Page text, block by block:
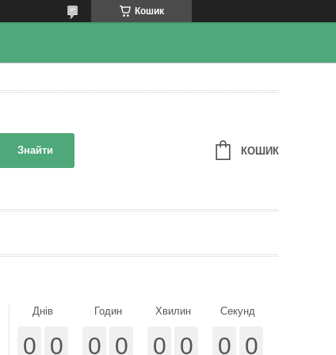
Кошик
Знайти КОШИК
Днів
0 0
Годин
0 0
Хвилин
0 0
Секунд
0 0